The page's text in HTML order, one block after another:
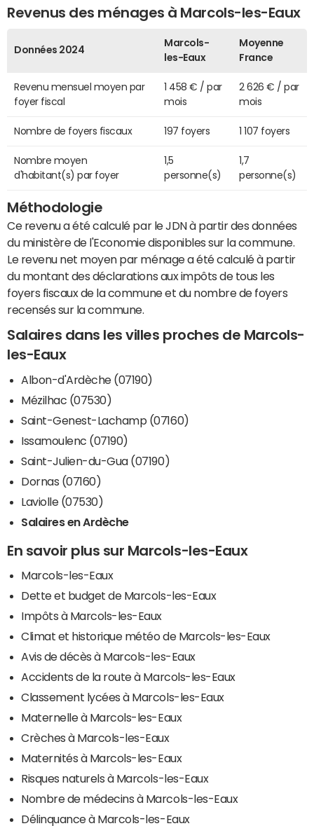
Revenus des ménages à Marcols-les-Eaux
Données 2024
Marcols-
les-Eaux
Moyenne
France
Revenu mensuel moyen par
foyer fiscal
1 458 € / par
mois
2 626 € / par
mois
Nombre de foyers fiscaux 197 foyers 1 107 foyers
Nombre moyen
d'habitant(s) par foyer
1,5
personne(s)
1,7
personne(s)
Méthodologie
Ce revenu a été calculé par le JDN à partir des données
du ministère de l'Economie disponibles sur la commune.
Le revenu net moyen par ménage a été calculé à partir
du montant des déclarations aux impôts de tous les
foyers fiscaux de la commune et du nombre de foyers
recensés sur la commune.
Salaires dans les villes proches de Marcols-
les-Eaux
Albon-d'Ardèche (07190)
Mézilhac (07530)
Saint-Genest-Lachamp (07160)
Issamoulenc (07190)
Saint-Julien-du-Gua (07190)
Dornas (07160)
Laviolle (07530)
Salaires en Ardèche
En savoir plus sur Marcols-les-Eaux
Marcols-les-Eaux
Dette et budget de Marcols-les-Eaux
Impôts à Marcols-les-Eaux
Climat et historique météo de Marcols-les-Eaux
Avis de décès à Marcols-les-Eaux
Accidents de la route à Marcols-les-Eaux
Classement lycées à Marcols-les-Eaux
Maternelle à Marcols-les-Eaux
Crèches à Marcols-les-Eaux
Maternités à Marcols-les-Eaux
Risques naturels à Marcols-les-Eaux
Nombre de médecins à Marcols-les-Eaux
Délinquance à Marcols-les-Eaux